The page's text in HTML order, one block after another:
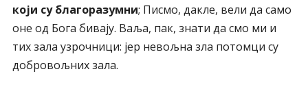
који су благоразумни; Писмо, дакле, вели да само
оне од Бога бивају. Ваља, пак, знати да смо ми и
тих зала узрочници: јер невољна зла потомци су
добровољних зала.